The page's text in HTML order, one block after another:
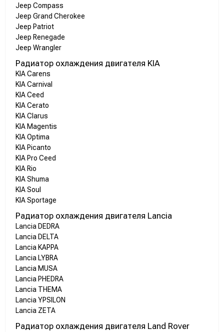
Jeep Compass
Jeep Grand Cherokee
Jeep Patriot
Jeep Renegade
Jeep Wrangler
Радиатор охлаждения двигателя KIA
KIA Carens
KIA Carnival
KIA Ceed
KIA Cerato
KIA Clarus
KIA Magentis
KIA Optima
KIA Picanto
KIA Pro Ceed
KIA Rio
KIA Shuma
KIA Soul
KIA Sportage
Радиатор охлаждения двигателя Lancia
Lancia DEDRA
Lancia DELTA
Lancia KAPPA
Lancia LYBRA
Lancia MUSA
Lancia PHEDRA
Lancia THEMA
Lancia YPSILON
Lancia ZETA
Радиатор охлаждения двигателя Land Rover